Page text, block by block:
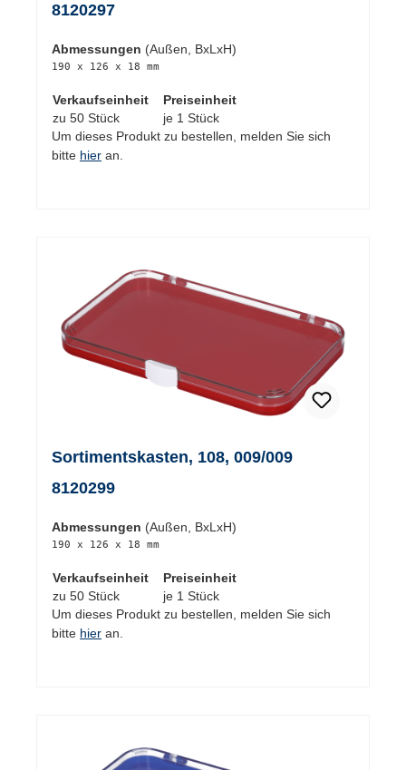
8120297
Abmessungen (Außen, BxLxH)
190 x 126 x 18 mm
Verkaufseinheit
Preiseinheit
zu 50 Stück
je 1 Stück
Um dieses Produkt zu bestellen, melden Sie sich
bitte hier an.
Sortimentskasten, 108, 009/009
8120299
Abmessungen (Außen, BxLxH)
190 x 126 x 18 mm
Verkaufseinheit
Preiseinheit
zu 50 Stück
je 1 Stück
Um dieses Produkt zu bestellen, melden Sie sich
bitte hier an.